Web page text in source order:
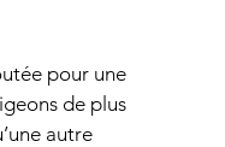
pour une
de plus
autre